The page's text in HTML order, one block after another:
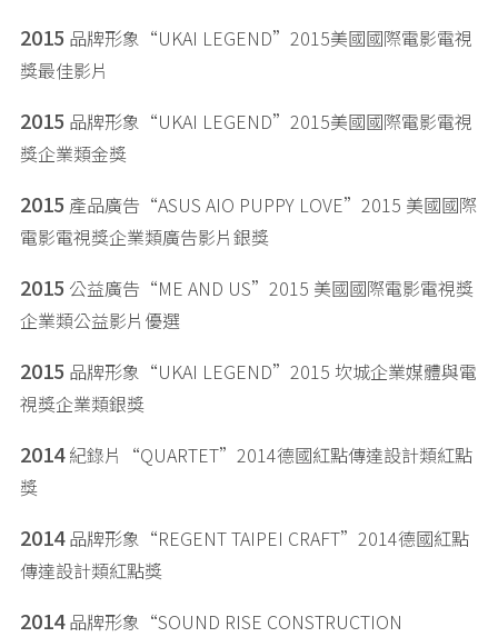
2015 品牌形象“UKAI LEGEND”2015美國國際電影電視
獎最佳影片
2015 品牌形象“UKAI LEGEND”2015美國國際電影電視
獎企業類金獎
2015 產品廣告“ASUS AIO PUPPY LOVE”2015 美國國際
電影電視獎企業類廣告影片銀獎
2015 公益廣告“ME AND US”2015 美國國際電影電視獎
企業類公益影片優選
2015 品牌形象“UKAI LEGEND”2015 坎城企業媒體與電
視獎企業類銀獎
2014紀錄片“QUARTET”2014德國紅點傳達設計類紅點
獎
2014品牌形象“REGENT TAIPEI CRAFT”2014德國紅點
傳達設計類紅點獎
2014品牌形象“SOUND RISE CONSTRUCTION